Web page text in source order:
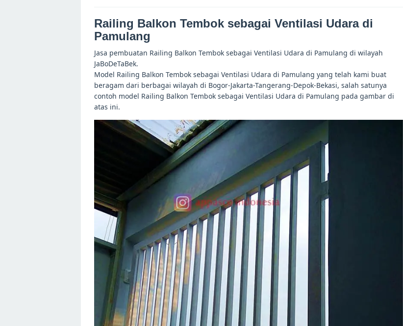
Railing Balkon Tembok sebagai Ventilasi Udara di
Pamulang
Jasa pembuatan Railing Balkon Tembok sebagai Ventilasi Udara di Pamulang di wilayah
JaBoDeTaBek.
Model Railing Balkon Tembok sebagai Ventilasi Udara di Pamulang yang telah kami buat
beragam dari berbagai wilayah di Bogor-Jakarta-Tangerang-Depok-Bekasi, salah satunya
contoh model Railing Balkon Tembok sebagai Ventilasi Udara di Pamulang pada gambar di
atas ini.